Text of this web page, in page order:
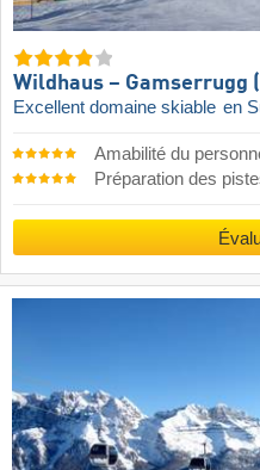
Wildhaus – Gamserrugg
Excellent domaine skiable en
Amabilité du
Préparation des